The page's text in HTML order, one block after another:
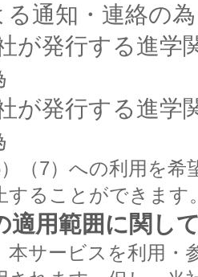
る通知・連絡の為
社が発行する進
社が発行する進
（7）への利用を
することができます
適用範囲に関し
本サービスを利用・